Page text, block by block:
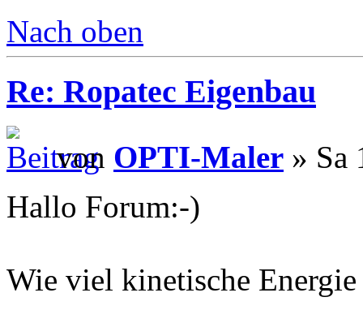
Nach oben
Re: Ropatec Eigenbau
von OPTI-Maler » Sa
Hallo Forum:-)
Wie viel kinetische